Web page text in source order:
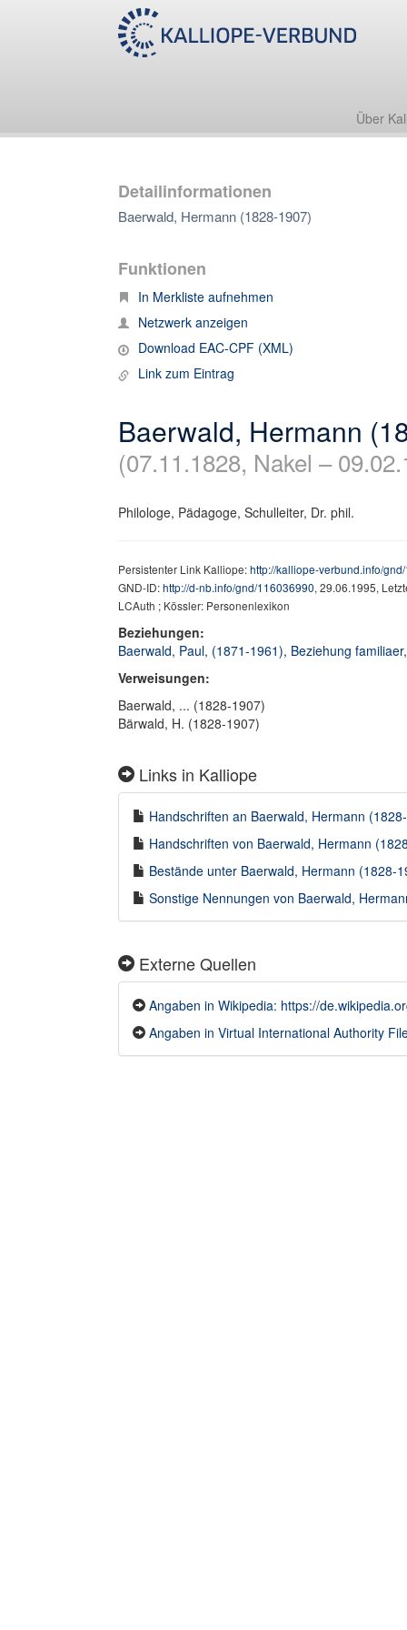
Über
Detailinformationen
Baerwald, Hermann (1828-1907)
Funktionen
In Merkliste aufnehmen
Netzwerk anzeigen
Download EAC-CPF (XML)
Link zum Eintrag
Baerwald, Hermann
(07.11.1828, Nakel –
Philologe, Pädagoge, Schulleiter, Dr. phil.
Persistenter Link Kalliope:http://kalliope-verbund.info/
GND-ID:http://d-nb.info/gnd/116036990, 29.06.1995,
LCAuth ; Kössler: Personenlexikon
Beziehungen:
Baerwald, Paul, (1871-1961), Beziehung
Verweisungen:
Baerwald, ... (1828-1907)
Bärwald, H. (1828-1907)
Links in Kalliope
Handschriften an Baerwald, Hermann
Handschriften von Baerwald, Hermann
Bestände unter Baerwald, Hermann (1828-
Sonstige Nennungen von Baerwald,
Externe Quellen
Angaben in Wikipedia: https://
Angaben in Virtual International Authority